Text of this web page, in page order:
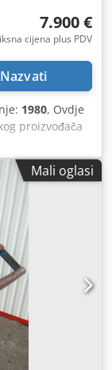
7.900 €
cijena plus PDV
Nazvati
1980, Ovdje
proizvođača
stroj za rezanje
pločici –
više od 1,5 m
podesivog
i broj
cca 2 t Imamo i
ćete račun
u iznos
na zahtjev,
kao na
telefonskog
– ako
– hvala.
završetka
Mali oglasi